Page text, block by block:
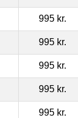
995 kr.
995 kr.
995 kr.
995 kr.
995 kr.